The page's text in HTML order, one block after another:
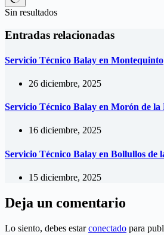
Sin resultados
Entradas relacionadas
Servicio Técnico Balay en Montequinto
26 diciembre, 2025
Servicio Técnico Balay en Morón de la
16 diciembre, 2025
Servicio Técnico Balay en Bollullos de
15 diciembre, 2025
Deja un comentario
Lo siento, debes estarconectado para